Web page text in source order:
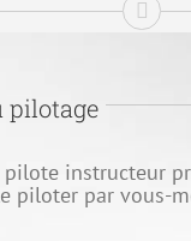
pilotage
instructeur
piloter par vous-